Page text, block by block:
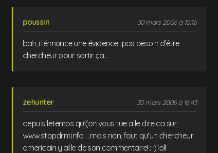
poussin 30 mars 2006 à 10:16
bah, il énnonce une évidence...pas besoin d'être
chercheur pour sortir ça...
zehunter 30 mars 2006 à 16:43
depuis letemps qu'(on vous tue a le dire ca sur
www.stopdrm.info ... mais non, faut qu'un chercheur
americain y aille de son commentaire! :-) lol!